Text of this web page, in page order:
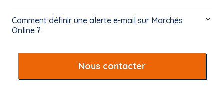
Comment définir une alerte e-mail sur Marchés
Online ?
Nous contacter